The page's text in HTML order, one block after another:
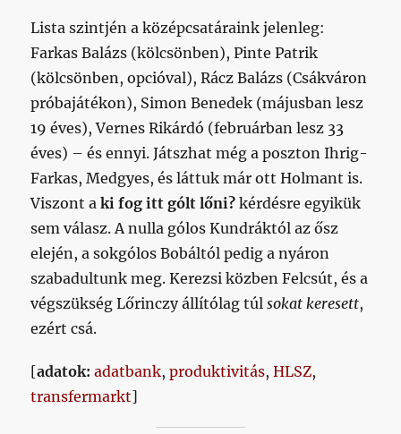
Lista szintjén a középcsatáraink jelenleg:
Farkas Balázs (kölcsönben), Pinte Patrik
(kölcsönben, opcióval), Rácz Balázs (Csákváron
próbajátékon), Simon Benedek (májusban lesz
19 éves), Vernes Rikárdó (februárban lesz 33
éves) – és ennyi. Játszhat még a poszton Ihrig-
Farkas, Medgyes, és láttuk már ott Holmant is.
Viszont aki fog itt gólt lőni? kérdésre egyikük
sem válasz. A nulla gólos Kundráktól az ősz
elején, a sokgólos Bobáltól pedig a nyáron
szabadultunk meg. Kerezsi közben Felcsút, és a
végszükség Lőrinczy állítólag túlsokat keresett,
ezért csá.
[adatok:adatbank,produktivitás,HLSZ,
transfermarkt]